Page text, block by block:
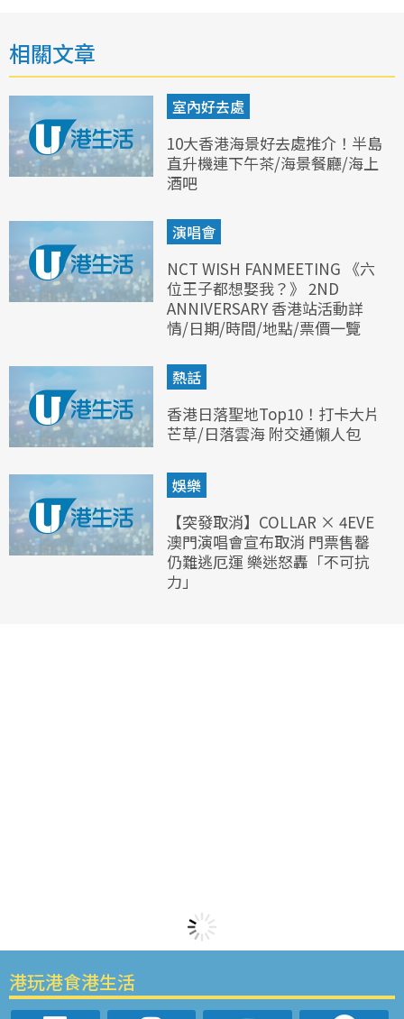
相關文章
室內好去處
10大香港海景好去處推介！半島
直升機連下午茶/海景餐廳/海上
酒吧
演唱會
NCT WISH FANMEETING 《六
位王子都想娶我？》 2ND
ANNIVERSARY 香港站活動詳
情/日期/時間/地點/票價一覽
熱話
香港日落聖地Top10！打卡大片
芒草/日落雲海 附交通懶人包
娛樂
【突發取消】COLLAR × 4EVE
澳門演唱會宣布取消 門票售罄
仍難逃厄運 樂迷怒轟「不可抗
力」
港玩港食港生活